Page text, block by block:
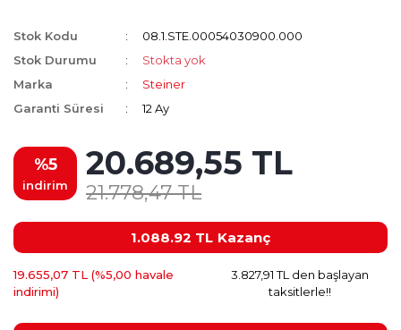
Stok Kodu
08.1.STE.00054030900.000
Stok Durumu
Stokta yok
Marka
Steiner
Garanti Süresi
12 Ay
%5
indirim
20.689,55 TL
21.778,47 TL
1.088.92 TL Kazanç
19.655,07 TL (%5,00 havale
indirimi)
3.827,91 TL den başlayan
taksitlerle!!